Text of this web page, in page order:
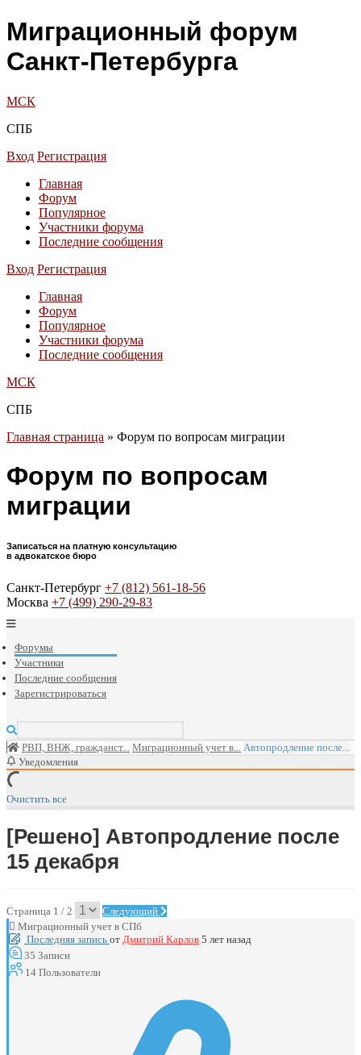
Миграционный форум
Санкт-Петербурга
МСК
СПБ
Вход Регистрация
Главная
Форум
Популярное
Участники форума
Последние сообщения
Вход Регистрация
Главная
Форум
Популярное
Участники форума
Последние сообщения
МСК
СПБ
Главная страница » Форум по вопросам миграции
Форум по вопросам
миграции
Записаться на платную консультацию
в адвокатское бюро
Санкт-Петербург +7 (812) 561-18-56
Москва +7 (499) 290-29-83
Форумы
Участники
Последние сообщения
Зарегистрироваться
РВП, ВНЖ, гражданст... Миграционный учет в... Автопродление после...
Уведомления
Очистить все
[Решено] Автопродление после
15 декабря
Страница 1 / 2
Следующий
Миграционный учет в СПб
Последняя запись от Дмитрий Карлов 5 лет назад
35 Записи
14 Пользователи